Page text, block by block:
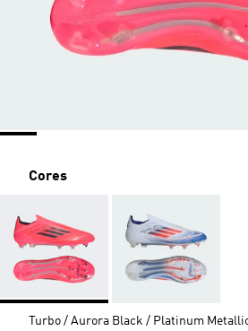
Cores
Turbo / Aurora Black / Platinum